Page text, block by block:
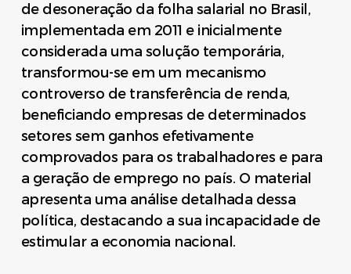
de desoneração da folha salarial no Brasil,
implementada em 2011 e inicialmente
considerada uma solução temporária,
transformou-se em um mecanismo
controverso de transferência de renda,
beneficiando empresas de determinados
setores sem ganhos efetivamente
comprovados para os trabalhadores e para
a geração de emprego no país. O material
apresenta uma análise detalhada dessa
política, destacando a sua incapacidade de
estimular a economia nacional.